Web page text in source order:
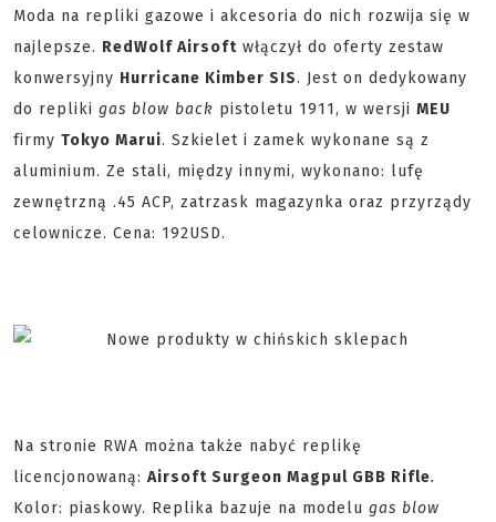
Moda na repliki gazowe i akcesoria do nich rozwija się w
najlepsze. RedWolf Airsoft włączył do oferty zestaw
konwersyjny Hurricane Kimber SIS. Jest on dedykowany
do repliki gas blow back pistoletu 1911, w wersji MEU
firmy Tokyo Marui. Szkielet i zamek wykonane są z
aluminium. Ze stali, między innymi, wykonano: lufę
zewnętrzną .45 ACP, zatrzask magazynka oraz przyrządy
celownicze. Cena: 192USD.
Na stronie RWA można także nabyć replikę
licencjonowaną: Airsoft Surgeon Magpul GBB Rifle.
Kolor: piaskowy. Replika bazuje na modelu gas blow